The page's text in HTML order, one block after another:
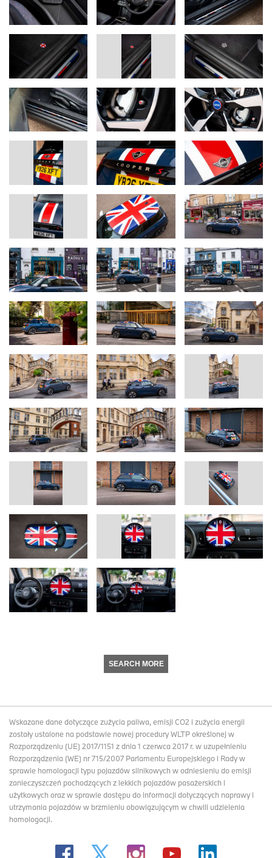
SEARCH MORE
Wskazane dane dotyczące zużycia paliwa, emisji CO2 i zużycia energii
zostały ustalone na podstawie nowej procedury WLTP określonej w
Rozporządzeniu (UE) 2017/1151 z dnia 1 czerwca 2017 r. w uzupełnieniu
Rozporządzenia (WE) nr 715/2007 Parlamentu Europejskiego i Rady w
sprawie homologacji typu pojazdów silnikowych w odniesieniu do emisji
zanieczyszczeń pochodzących z lekkich pojazdów pasażerskich i
użytkowych oraz w sprawie dostępu do informacji dotyczących naprawy i
utrzymania pojazdów w brzmieniu obowiązującym w chwili udzielenia
homologacji.